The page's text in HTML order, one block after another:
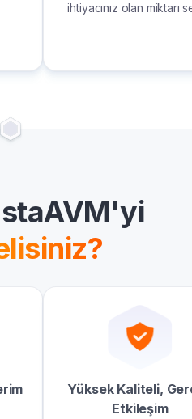
ihtiyacınız olan miktarı
Yüksek Kaliteli,
Etkileşim